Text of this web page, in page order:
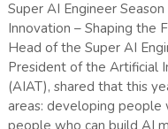
Super AI Engineer
Innovation – Shaping the
Head of the Super AI
President of the Artificial
(AIAT), shared that this
areas: developing